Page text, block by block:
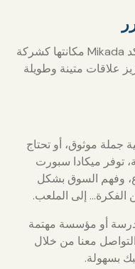
الثقة تُبنى بالتجربة, ومع كل طلب، تؤكد Mikada مكانتها كشركة
علاقات متينة وطويلة
موثوق، أو تحتاج
توفر ميكادا سبورت
وفهم السوق بشكل
إلى الملعب.
مدرسة أو مؤسسة مهتمة
معنا من خلال
بسهولة.